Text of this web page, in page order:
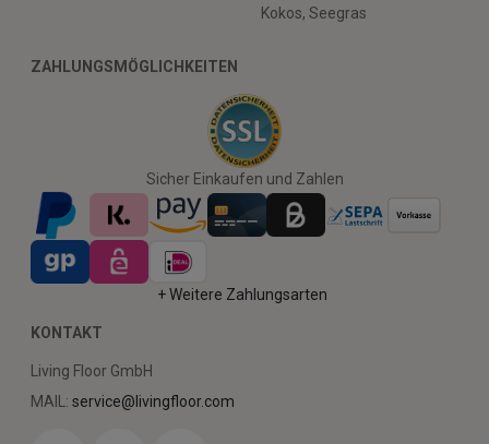
Kokos, Seegras
ZAHLUNGSMÖGLICHKEITEN
Sicher Einkaufen und Zahlen
+ Weitere Zahlungsarten
KONTAKT
Living Floor GmbH
MAIL: service@livingfloor.com